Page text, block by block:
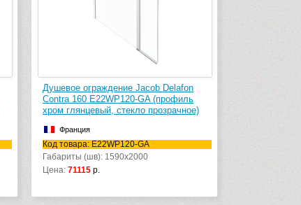
Душевое ограждение Jacob Delafon
Contra 160 E22WP120-GA (профиль
хром глянцевый, стекло прозрачное)
Франция
Код товара: E22WP120-GA
Габариты (шв): 1590x2000
Цена: 71115 р.